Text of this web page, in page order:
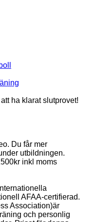
ha klarat slutprovet!
Du får mer
utbildningen.
inkl moms
AFAA-certifierad.
Association)är
och personlig